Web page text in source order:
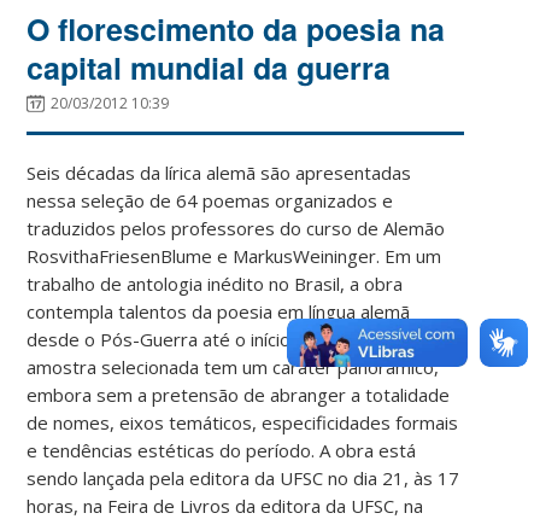
O florescimento da poesia na
capital mundial da guerra
20/03/2012 10:39
Seis décadas da lírica alemã são apresentadas
nessa seleção de 64 poemas organizados e
traduzidos pelos professores do curso de Alemão
RosvithaFriesenBlume e MarkusWeininger. Em um
trabalho de antologia inédito no Brasil, a obra
contempla talentos da poesia em língua alemã
desde o Pós-Guerra até o início do século XXI. A
amostra selecionada tem um caráter panorâmico,
embora sem a pretensão de abranger a totalidade
de nomes, eixos temáticos, especificidades formais
e tendências estéticas do período. A obra está
sendo lançada pela editora da UFSC no dia 21, às 17
horas, na Feira de Livros da editora da UFSC, na